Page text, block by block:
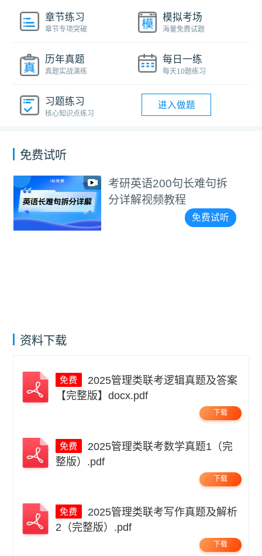
章节练习
章节专项突破
模拟考场
海量免费试题
历年真题
真题实战演练
每日一练
每天10题练习
习题练习
核心知识点练习
进入做题
免费试听
考研英语200句长难句拆
分详解视频教程
免费试听
资料下载
【完整版】docx.pdf
下载
整版）.pdf
下载
2（完整版）.pdf
下载